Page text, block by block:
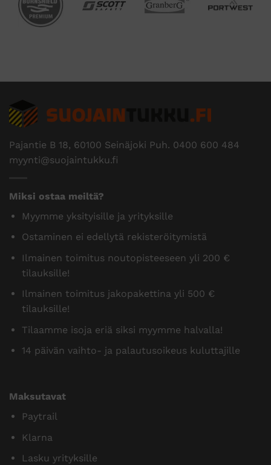
Pajantie B 18, 60100 Seinäjoki Puh. 0400 600 484
myynti@suojaintukku.fi
Miksi ostaa meiltä?
Myymme yksityisille ja yrityksille
Ostaminen ei edellytä rekisteröitymistä
Ilmainen toimitus noutopisteeseen yli 200 €
tilauksille!
Ilmainen toimitus jakopakettina yli 500 €
tilauksille!
Tilaamme isoja eriä siksi myymme halvalla!
14 päivän vaihto- ja palautusoikeus kuluttajille
Maksutavat
Paytrail
Klarna
Lasku yrityksille